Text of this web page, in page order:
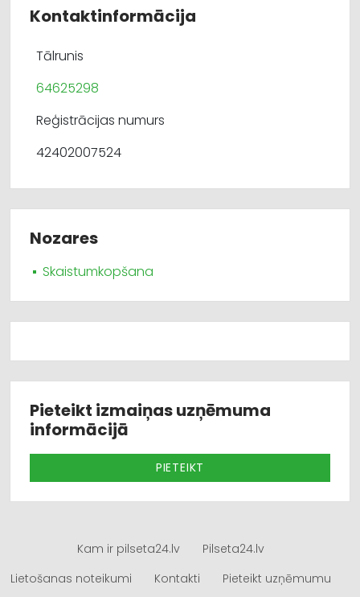
Kontaktinformācija
Tālrunis
64625298
Reģistrācijas numurs
42402007524
Nozares
Skaistumkopšana
Pieteikt izmaiņas uzņēmuma
informācijā
PIETEIKT
Kam ir pilseta24.lv
Pilseta24.lv
Lietošanas noteikumi
Kontakti Pieteikt uzņēmumu